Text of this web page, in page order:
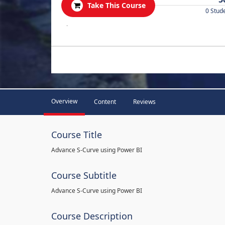
Take This Course
0
.
Overview Content Reviews
Course Title
Advance S-Curve using Power BI
Course Subtitle
Advance S-Curve using Power BI
Course Description